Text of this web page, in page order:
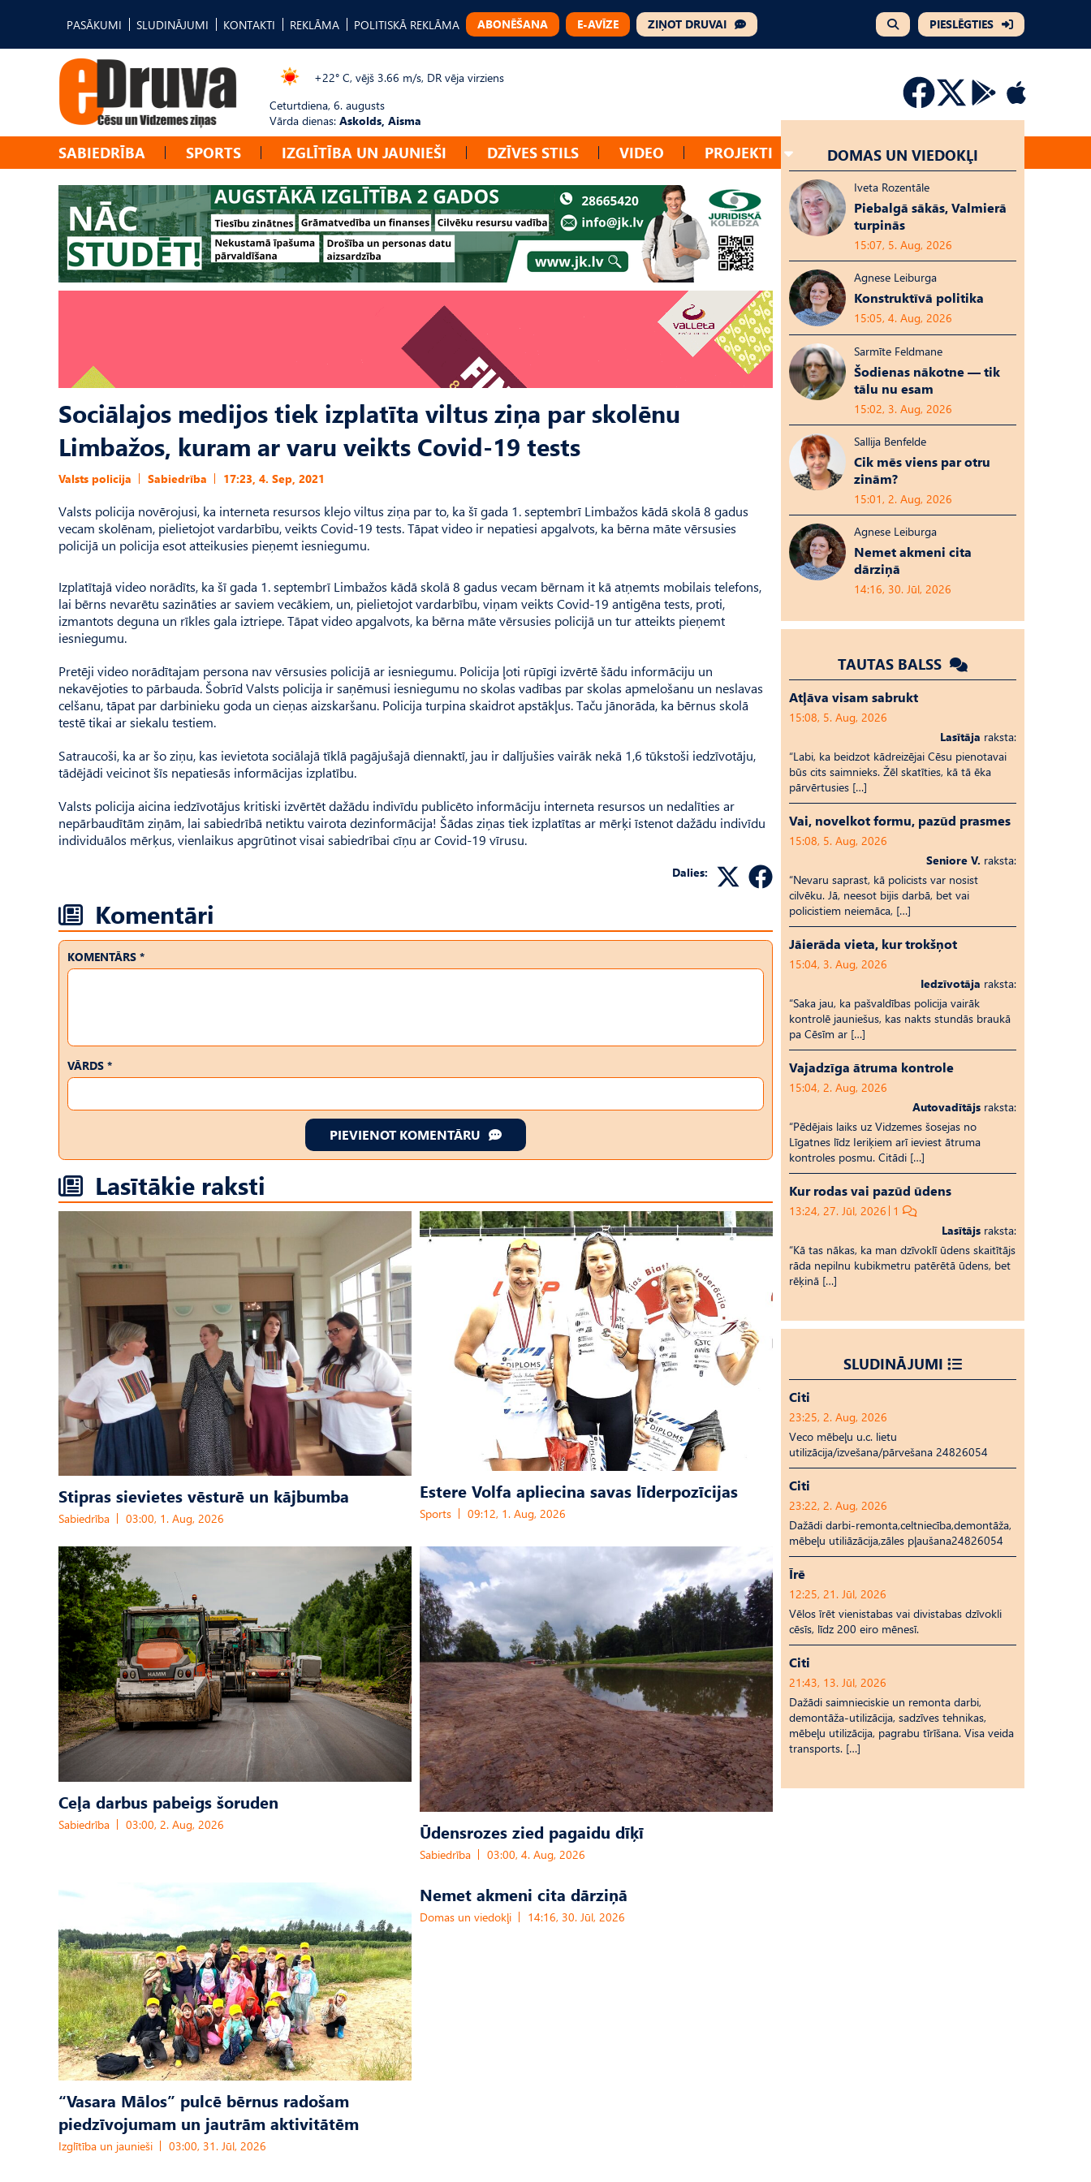
PASĀKUMI SLUDINĀJUMI KONTAKTI REKLĀMA POLITISKĀ REKLĀMA ABONĒŠANA E-AVĪZE ZIŅOT DRUVAI PIESLĒGTIES
+22° C, vējš 3.66 m/s, DR vēja virziens
Ceturtdiena, 6. augusts
Vārda dienas: Askolds, Aisma
SABIEDRĪBA SPORTS IZGLĪTĪBA UN JAUNIEŠI DZĪVES STILS VIDEO PROJEKTI
Sociālajos medijos tiek izplatīta viltus ziņa par skolēnu
Limbažos, kuram ar varu veikts Covid-19 tests
Valsts policija Sabiedrība 17:23, 4. Sep, 2021
Valsts policija novērojusi, ka interneta resursos klejo viltus ziņa par to, ka šī gada 1. septembrī Limbažos kādā skolā 8 gadus
vecam skolēnam, pielietojot vardarbību, veikts Covid-19 tests. Tāpat video ir nepatiesi apgalvots, ka bērna māte vērsusies
policijā un policija esot atteikusies pieņemt iesniegumu.
Izplatītajā video norādīts, ka šī gada 1. septembrī Limbažos kādā skolā 8 gadus vecam bērnam it kā atņemts mobilais telefons,
lai bērns nevarētu sazināties ar saviem vecākiem, un, pielietojot vardarbību, viņam veikts Covid-19 antigēna tests, proti,
izmantots deguna un rīkles gala iztriepe. Tāpat video apgalvots, ka bērna māte vērsusies policijā un tur atteikts pieņemt
iesniegumu.
Pretēji video norādītajam persona nav vērsusies policijā ar iesniegumu. Policija ļoti rūpīgi izvērtē šādu informāciju un
nekavējoties to pārbauda. Šobrīd Valsts policija ir saņēmusi iesniegumu no skolas vadības par skolas apmelošanu un neslavas
celšanu, tāpat par darbinieku goda un cieņas aizskaršanu. Policija turpina skaidrot apstākļus. Taču jānorāda, ka bērnus skolā
testē tikai ar siekalu testiem.
Satraucoši, ka ar šo ziņu, kas ievietota sociālajā tīklā pagājušajā diennaktī, jau ir dalījušies vairāk nekā 1,6 tūkstoši iedzīvotāju,
tādējādi veicinot šīs nepatiesās informācijas izplatību.
Valsts policija aicina iedzīvotājus kritiski izvērtēt dažādu indivīdu publicēto informāciju interneta resursos un nedalīties ar
nepārbaudītām ziņām, lai sabiedrībā netiktu vairota dezinformācija! Šādas ziņas tiek izplatītas ar mērķi īstenot dažādu indivīdu
individuālos mērķus, vienlaikus apgrūtinot visai sabiedrībai cīņu ar Covid-19 vīrusu.
Dalies:
Komentāri
KOMENTĀRS *
VĀRDS *
PIEVIENOT KOMENTĀRU
Lasītākie raksti
Stipras sievietes vēsturē un kājbumba
Sabiedrība 03:00, 1. Aug, 2026
Estere Volfa apliecina savas līderpozīcijas
Sports 09:12, 1. Aug, 2026
Ceļa darbus pabeigs šoruden
Sabiedrība 03:00, 2. Aug, 2026 Ūdensrozes zied pagaidu dīķī
Sabiedrība 03:00, 4. Aug, 2026
“Vasara Mālos” pulcē bērnus radošam
piedzīvojumam un jautrām aktivitātēm
Izglītība un jaunieši 03:00, 31. Jūl, 2026
Nemet akmeni cita dārziņā
Domas un viedokļi 14:16, 30. Jūl, 2026
DOMAS UN VIEDOKĻI
Iveta Rozentāle
Piebalgā sākās, Valmierā
turpinās
15:07, 5. Aug, 2026
Agnese Leiburga
Konstruktīvā politika
15:05, 4. Aug, 2026
Sarmīte Feldmane
Šodienas nākotne — tik
tālu nu esam
15:02, 3. Aug, 2026
Sallija Benfelde
Cik mēs viens par otru
zinām?
15:01, 2. Aug, 2026
Agnese Leiburga
Nemet akmeni cita
dārziņā
14:16, 30. Jūl, 2026
TAUTAS BALSS
Atļāva visam sabrukt
15:08, 5. Aug, 2026
Lasītāja raksta:
“Labi, ka beidzot kādreizējai Cēsu pienotavai
būs cits saimnieks. Žēl skatīties, kā tā ēka
pārvērtusies […]
Vai, novelkot formu, pazūd prasmes
15:08, 5. Aug, 2026
Seniore V. raksta:
“Nevaru saprast, kā policists var nosist
cilvēku. Jā, neesot bijis darbā, bet vai
policistiem neiemāca, […]
Jāierāda vieta, kur trokšņot
15:04, 3. Aug, 2026
Iedzīvotāja raksta:
“Saka jau, ka pašvaldības policija vairāk
kontrolē jauniešus, kas nakts stundās braukā
pa Cēsīm ar […]
Vajadzīga ātruma kontrole
15:04, 2. Aug, 2026
Autovadītājs raksta:
“Pēdējais laiks uz Vid­ze­mes šosejas no
Līgatnes līdz Ieriķiem arī ieviest ātruma
kontroles posmu. Citādi […]
Kur rodas vai pazūd ūdens
13:24, 27. Jūl, 2026 1
Lasītājs raksta:
“Kā tas nākas, ka man dzīvoklī ūdens skaitītājs
rāda nepilnu kubikmetru patērētā ūdens, bet
rēķinā […]
SLUDINĀJUMI
Citi
23:25, 2. Aug, 2026
Veco mēbeļu u.c. lietu
utilizācija/izvešana/pārvešana 24826054
Citi
23:22, 2. Aug, 2026
Dažādi darbi-remonta,celtniecība,demontāža,
mēbeļu utiliāzācija,zāles pļaušana24826054
Īrē
12:25, 21. Jūl, 2026
Vēlos īrēt vienistabas vai divistabas dzīvokli
cēsīs, līdz 200 eiro mēnesī.
Citi
21:43, 13. Jūl, 2026
Dažādi saimnieciskie un remonta darbi,
demontāža-utilizācija, sadzīves tehnikas,
mēbeļu utilizācija, pagrabu tīrīšana. Visa veida
transports. […]